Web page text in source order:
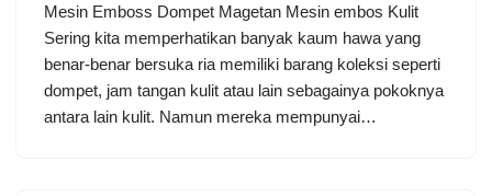
Mesin Emboss Dompet Magetan Mesin embos Kulit
Sering kita memperhatikan banyak kaum hawa yang
benar-benar bersuka ria memiliki barang koleksi seperti
dompet, jam tangan kulit atau lain sebagainya pokoknya
antara lain kulit. Namun mereka mempunyai…